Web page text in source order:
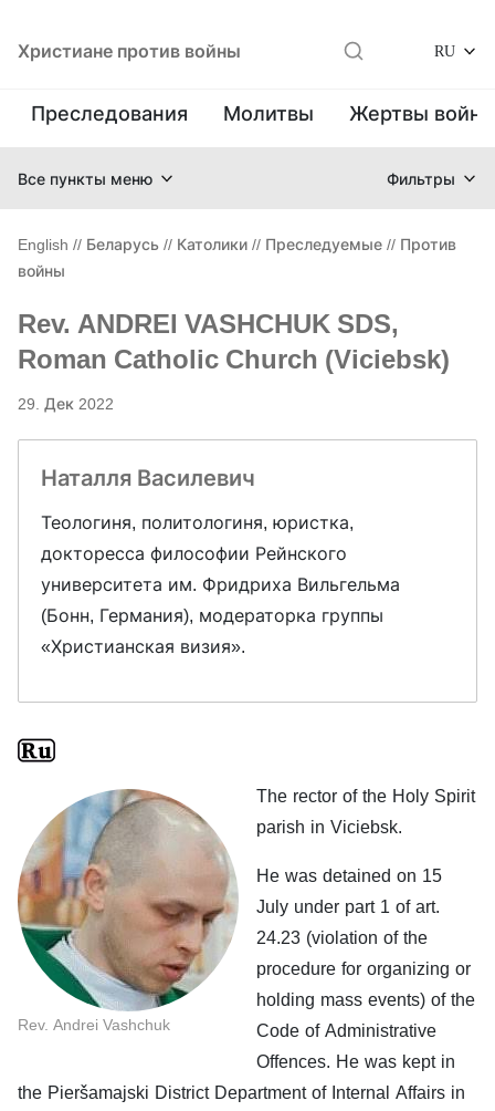
Христиане против войны RU
Преследования Молитвы Жертвы
Все пункты меню Фильтры
English // Беларусь // Католики // Преследуемые // Против
войны
Rev. ANDREI VASHCHUK SDS,
Roman Catholic Church (Viciebsk)
29. Дек 2022
Наталля Василевич
Теологиня, политологиня, юристка,
докторесса философии Рейнского
университета им. Фридриха Вильгельма
(Бонн, Германия), модераторка группы
«Христианская визия».
Rev. Andrei Vashchuk
The rector of the Holy Spirit
parish in Viciebsk.
He was detained on 15
July under part 1 of art.
24.23 (violation of the
procedure for organizing or
holding mass events) of the
Code of Administrative
Offences. He was kept in
the Pieršamajski District Department of Internal Affairs in